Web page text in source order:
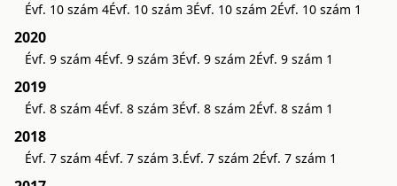
Évf. 10 szám 4Évf. 10 szám 3Évf. 10 szám 2Évf. 10 szám 1
2020
Évf. 9 szám 4Évf. 9 szám 3Évf. 9 szám 2Évf. 9 szám 1
2019
Évf. 8 szám 4Évf. 8 szám 3Évf. 8 szám 2Évf. 8 szám 1
2018
Évf. 7 szám 4Évf. 7 szám 3.Évf. 7 szám 2Évf. 7 szám 1